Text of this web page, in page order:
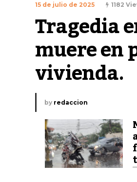
15 de julio de 2025 1182
Tragedia
muere en
vivienda.
by redaccion